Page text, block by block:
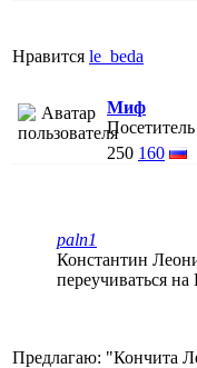
Нравится le_beda
Миф
Посетитель
250 160
paln1
Константин
переучиваться
Предлагаю: "Кончита